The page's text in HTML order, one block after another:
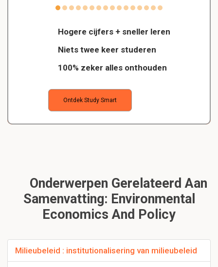
Hogere cijfers + sneller leren
Niets twee keer studeren
100% zeker alles onthouden
Ontdek Study Smart
Onderwerpen Gerelateerd Aan
Samenvatting: Environmental
Economics And Policy
Milieubeleid : institutionalisering van milieubeleid